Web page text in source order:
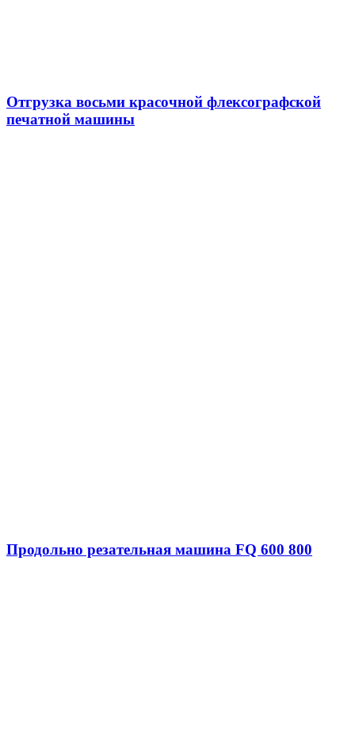
Отгрузка восьми красочной флексографской
печатной машины
Продольно резательная машина FQ 600 800